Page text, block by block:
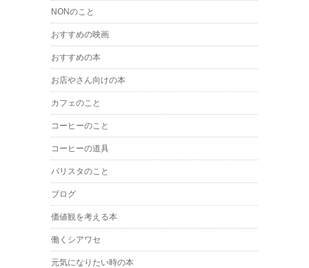
NONのこと
おすすめの映画
おすすめの本
お店やさん向けの本
カフェのこと
コーヒーのこと
コーヒーの道具
バリスタのこと
ブログ
価値観を考える本
働くシアワセ
元気になりたい時の本